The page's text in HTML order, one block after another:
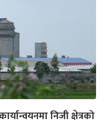
निजी क्षेत्रको